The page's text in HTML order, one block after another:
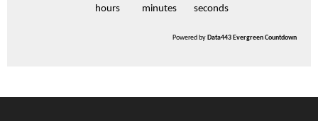
hours minutes seconds
Powered byData443 Evergreen Countdown